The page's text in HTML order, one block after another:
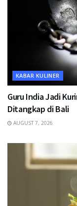
KABAR KULINER
Guru India Jadi
Ditangkap di Bali
AUGUST 7, 2026